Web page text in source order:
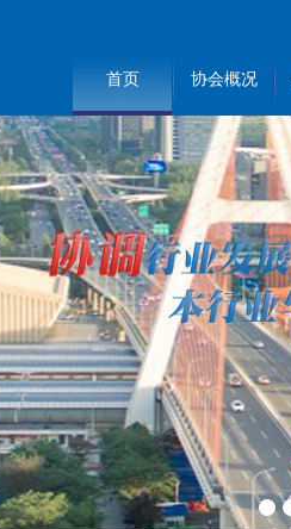
首页 协会概况